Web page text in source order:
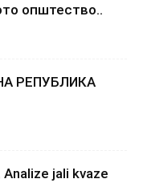
општество..
РЕПУБЛИКА
Analizе jali kvaze